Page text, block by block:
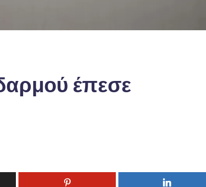
έπεσε